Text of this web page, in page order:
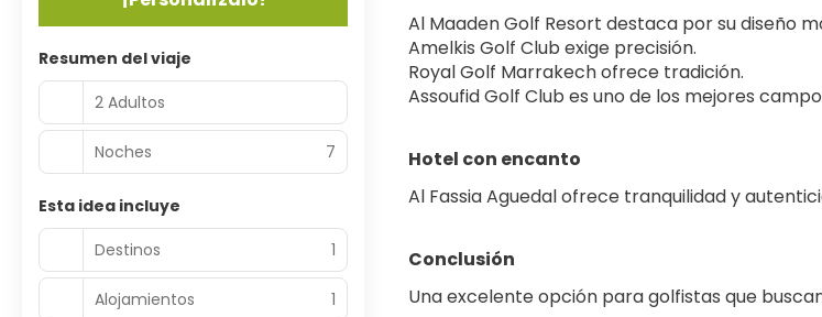
Al Maaden Golf Resort destaca por su diseño
Amelkis Golf Club exige precisión.
Royal Golf Marrakech ofrece tradición.
Assoufid Golf Club es uno de los mejores
Hotel con encanto
Al Fassia Aguedal ofrece tranquilidad y
Conclusión
Una excelente opción para golfistas que
Resumen del viaje
2 Adultos
Noches 7
Esta idea incluye
Destinos
1
Alojamientos
1